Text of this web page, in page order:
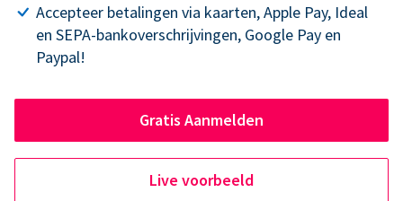
Accepteer betalingen via kaarten, Apple Pay, Ideal
en SEPA-bankoverschrijvingen, Google Pay en
Paypal!
Gratis Aanmelden
Live voorbeeld